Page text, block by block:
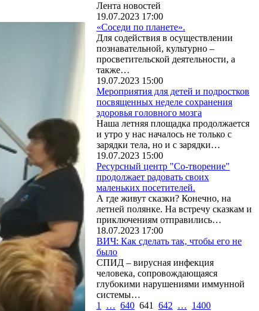
Лента новостей
19.07.2023 17:00
«Соседи по планете».
Для содействия в осуществлении
познавательной, культурно –
просветительской деятельности, а
также…
19.07.2023 15:00
Мероприятия для детей и подростков
посвященных неделе сохранения
здоровья головного мозга
Наша летняя площадка продолжается
и утро у нас началось не только с
зарядки тела, но и с зарядки…
19.07.2023 15:00
Ресурсный центр "Со-творение"
продолжает радовать своих
маленьких посетителей.
А где живут сказки? Конечно, на
летней полянке. На встречу сказкам и
приключениям отправились…
18.07.2023 17:00
ВИЧ: Как сделать так, чтобы его не
было
СПИД – вирусная инфекция
человека, сопровождающаяся
глубокими нарушениями иммунной
системы…
1
… 640 641 642 … 1400